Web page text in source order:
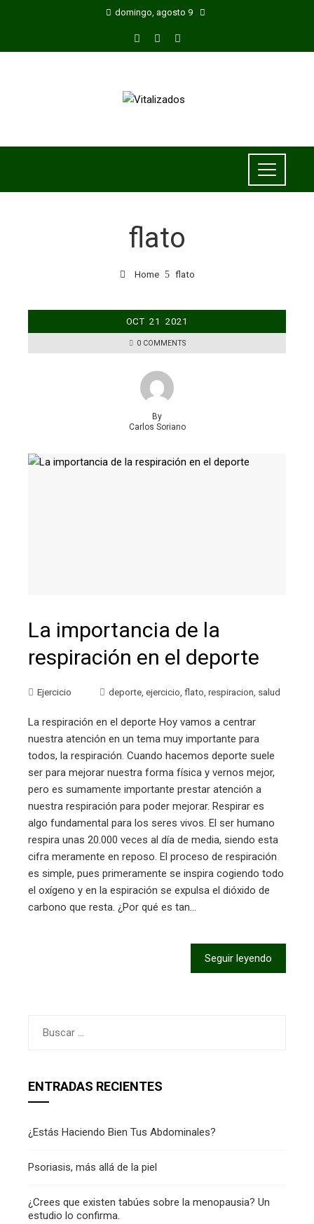
domingo, agosto 9
flato
Home flato
OCT 21 2021
0 COMMENTS
By
Carlos Soriano
La importancia de la
respiración en el deporte
Ejercicio deporte, ejercicio, flato, respiracion, salud
La respiración en el deporte Hoy vamos a centrar
nuestra atención en un tema muy importante para
todos, la respiración. Cuando hacemos deporte suele
ser para mejorar nuestra forma física y vernos mejor,
pero es sumamente importante prestar atención a
nuestra respiración para poder mejorar. Respirar es
algo fundamental para los seres vivos. El ser humano
respira unas 20.000 veces al día de media, siendo esta
cifra meramente en reposo. El proceso de respiración
es simple, pues primeramente se inspira cogiendo todo
el oxígeno y en la espiración se expulsa el dióxido de
carbono que resta. ¿Por qué es tan…
Seguir leyendo
ENTRADAS RECIENTES
¿Estás Haciendo Bien Tus Abdominales?
Psoriasis, más allá de la piel
¿Crees que existen tabúes sobre la menopausia? Un
estudio lo confirma.